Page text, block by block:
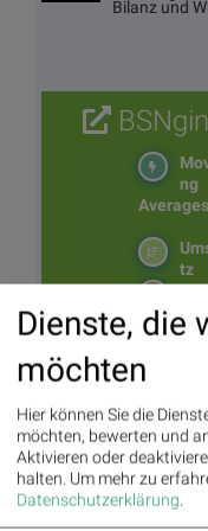
Bilanz und
ng
Averages
tz
BS-
rade
Bildnachweis
1. BSN Group Ölindustrie
Dienste, die
möchten
Hier können Sie die
möchten, bewerten und
Aktivieren oder
halten. Um mehr zu
Datenschutzerklärung.